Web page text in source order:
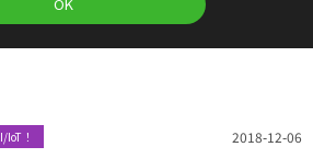
IoT！ 2018-12-06